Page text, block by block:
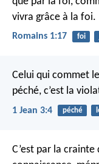
vivra grâce à la foi.
Romains 1:17 foi
Celui qui commet
péché, c’est la
1 Jean 3:4 péché
C’est par la crainte